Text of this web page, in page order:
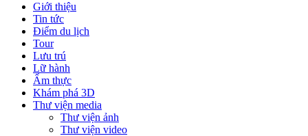
Giới thiệu
Tin tức
Điểm du lịch
Tour
Lưu trú
Lữ hành
Ẩm thực
Khám phá 3D
Thư viện media
Thư viện ảnh
Thư viện video